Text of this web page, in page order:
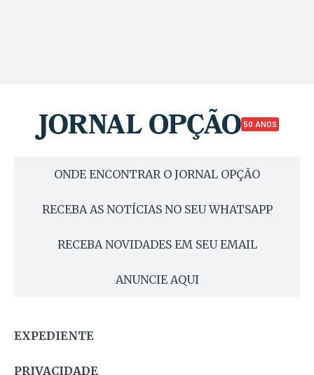
50 ANOS
ONDE ENCONTRAR O JORNAL OPÇÃO
RECEBA AS NOTÍCIAS NO SEU WHATSAPP
RECEBA NOVIDADES EM SEU EMAIL
ANUNCIE AQUI
EXPEDIENTE
PRIVACIDADE